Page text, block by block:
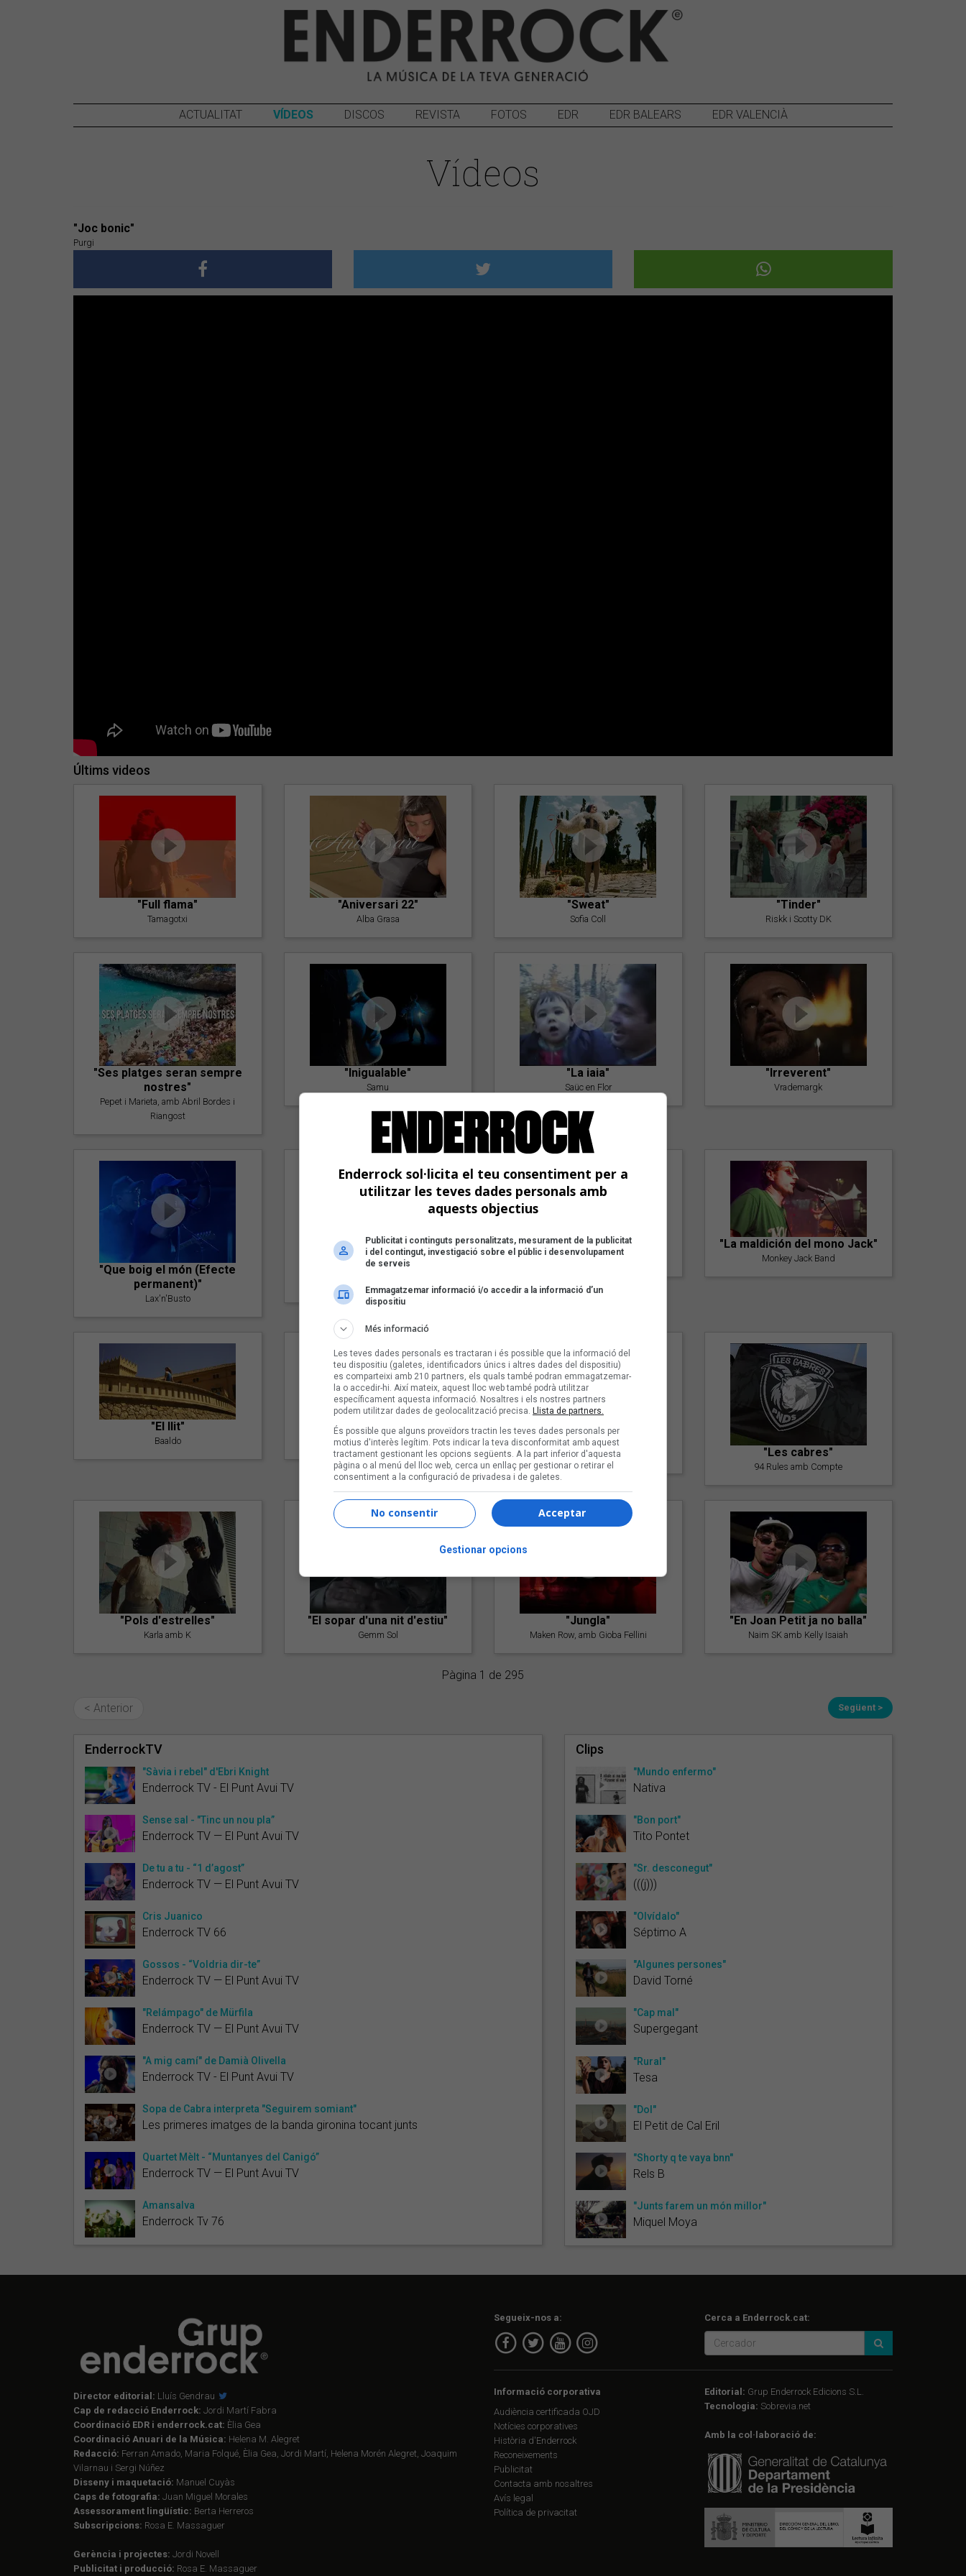
ACTUALITAT VÍDEOS DISCOS REVISTA FOTOS EDR EDR BALEARS EDR VALENCIÀ
Vídeos
"Joc bonic"
Purgi
Últims videos
"Full flama"
Tamagotxi
"Aniversari 22"
Alba Grasa
"Sweat"
Sofia Coll
"Tinder"
Riskk i Scotty DK
"Ses platges seran sempre
nostres"
Pepet i Marieta, amb Abril Bordes i
Riangost
"Inigualable"
Samu
"La iaia"
Saüc en Flor
"Irreverent"
Vrademargk
"Que boig el món (Efecte
permanent)"
Lax'n'Busto
"Amb tu"
"Postlude To A Kiss"
Goran Levi
"La maldición del mono Jack"
Monkey Jack Band
"El llit"
Baaldo
"Lo bueno y lo malo"
Carmen y María
"Posidònia"
Pep Álvarez amb Joan Muntaner
(Xanguito)
"Les cabres"
94 Rules amb Compte
"Pols d'estrelles"
Karla amb K
"El sopar d'una nit d'estiu"
Gemm Sol
"Jungla"
Maken Row, amb Gioba Fellini
"En Joan Petit ja no balla"
Naim SK amb Kelly Isaiah
Pàgina 1 de 295
< Anterior Següent >
EnderrockTV
"Sàvia i rebel" d'Ebri Knight
Enderrock TV - El Punt Avui TV
Sense sal - "Tinc un nou pla”
Enderrock TV — El Punt Avui TV
De tu a tu - “1 d’agost”
Enderrock TV — El Punt Avui TV
Cris Juanico
Enderrock TV 66
Gossos - “Voldria dir-te”
Enderrock TV — El Punt Avui TV
"Relámpago" de Mürfila
Enderrock TV — El Punt Avui TV
"A mig camí" de Damià Olivella
Enderrock TV - El Punt Avui TV
Sopa de Cabra interpreta "Seguirem somiant"
Les primeres imatges de la banda gironina tocant junts
Quartet Mèlt - “Muntanyes del Canigó”
Enderrock TV — El Punt Avui TV
Amansalva
Enderrock Tv 76
Clips
"Mundo enfermo"
Nativa
"Bon port"
Tito Pontet
"Sr. desconegut"
(((j)))
"Olvídalo"
Séptimo A
"Algunes persones"
David Torné
"Cap mal"
Supergegant
"Rural"
Tesa
"Dol"
El Petit de Cal Eril
"Shorty q te vaya bnn"
Rels B
"Junts farem un món millor"
Miquel Moya
Director editorial: Lluís Gendrau
Cap de redacció Enderrock: Jordi Martí Fabra
Coordinació EDR i enderrock.cat: Èlia Gea
Coordinació Anuari de la Música: Helena M. Alegret
Redacció: Ferran Amado, Maria Folqué, Èlia Gea, Jordi Martí, Helena Morén Alegret, Joaquim
Vilarnau i Sergi Núñez
Disseny i maquetació: Manuel Cuyàs
Caps de fotografia: Juan Miguel Morales
Assessorament lingüístic: Berta Herreros
Subscripcions: Rosa E. Massaguer
Gerència i projectes: Jordi Novell
Publicitat i producció: Rosa E. Massaguer
Segueix-nos a: Cerca a Enderrock.cat:
Informació corporativa
Audiència certificada OJD
Notícies corporatives
Història d'Enderrock
Reconeixements
Publicitat
Contacta amb nosaltres
Avís legal
Política de privacitat
Editorial: Grup Enderrock Edicions S.L.
Tecnologia: Sobrevia.net
Amb la col·laboració de:
Enderrock sol·licita el teu consentiment per a
utilitzar les teves dades personals amb
aquests objectius
Publicitat i continguts personalitzats, mesurament de la publicitat
i del contingut, investigació sobre el públic i desenvolupament
de serveis
Emmagatzemar informació i/o accedir a la informació d’un
dispositiu
Més informació
Les teves dades personals es tractaran i és possible que la informació del
teu dispositiu (galetes, identificadors únics i altres dades del dispositiu)
es comparteixi amb 210 partners, els quals també podran emmagatzemar-
la o accedir-hi. Així mateix, aquest lloc web també podrà utilitzar
específicament aquesta informació. Nosaltres i els nostres partners
podem utilitzar dades de geolocalització precisa. Llista de partners.
És possible que alguns proveïdors tractin les teves dades personals per
motius d'interès legítim. Pots indicar la teva disconformitat amb aquest
tractament gestionant les opcions següents. A la part inferior d'aquesta
pàgina o al menú del lloc web, cerca un enllaç per gestionar o retirar el
consentiment a la configuració de privadesa i de galetes.
Acceptar
No consentir
Gestionar opcions